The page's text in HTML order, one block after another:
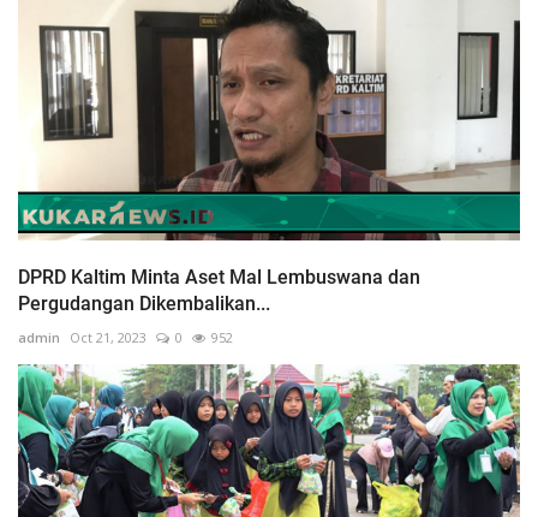
DPRD Kaltim Minta Aset Mal Lembuswana dan
Pergudangan Dikembalikan...
admin Oct 21, 2023 0 952